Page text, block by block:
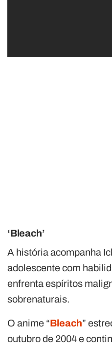
‘Bleach’
A história acompanha
adolescente com
enfrenta espíritos
sobrenaturais.
O anime “Bleach”
outubro de 2004 e